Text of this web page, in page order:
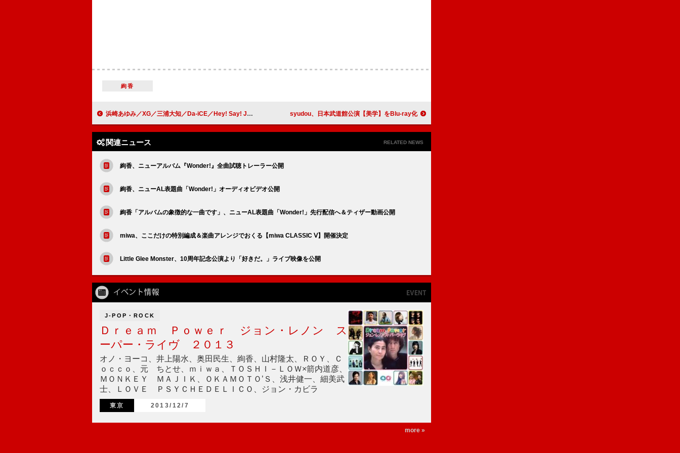
絢香
浜崎あゆみ／XG／三浦大知／Da-iCE／Hey! Say! JUMP／MAZZELら出演【a-nation 2025】無料ライブ配信へ syudou、日本武道館公演【美学】をBlu-ray化
関連ニュース RELATED NEWS
絢香、ニューアルバム『Wonder!』全曲試聴トレーラー公開
絢香、ニューAL表題曲「Wonder!」オーディオビデオ公開
絢香「アルバムの象徴的な一曲です」、ニューAL表題曲「Wonder!」先行配信へ＆ティザー動画公開
miwa、ここだけの特別編成＆楽曲アレンジでおくる【miwa CLASSIC Ⅴ】開催決定
Little Glee Monster、10周年記念公演より「好きだ。」ライブ映像を公開
J-POP・ROCK
Ｄｒｅａｍ Ｐｏｗｅｒ ジョン・レノン ス
ーパー・ライヴ ２０１３
オノ・ヨーコ、井上陽水、奥田民生、絢香、山村隆太、ＲＯＹ、Ｃ
ｏｃｃｏ、元 ちとせ、ｍｉｗａ、ＴＯＳＨＩ－ＬＯＷ×箭内道彦、
ＭＯＮＫＥＹ ＭＡＪＩＫ、ＯＫＡＭＯＴＯ’Ｓ、浅井健一、細美武
士、ＬＯＶＥ ＰＳＹＣＨＥＤＥＬＩＣＯ、ジョン・カビラ
東京 2013/12/7
more »